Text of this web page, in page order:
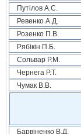
Путілов А.С.
Ревенко А.Д.
Розенко П.В.
Рябікін П.Б.
Сольвар Р.М.
Чернега Р.Т.
Чумак В.В.
Барвіненко В.Д.